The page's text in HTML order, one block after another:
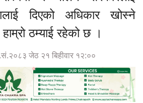
दिएको अधिकार खोस्ने
ठम्याई रहेको छ ।
जेठ २१ बिहीवार १२:००